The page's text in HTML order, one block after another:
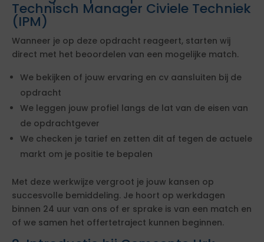
Technisch Manager Civiele Techniek
(IPM)
Wanneer je op deze opdracht reageert, starten wij
direct met het beoordelen van een mogelijke match.
We bekijken of jouw ervaring en cv aansluiten bij de
opdracht
We leggen jouw profiel langs de lat van de eisen van
de opdrachtgever
We checken je tarief en zetten dit af tegen de actuele
markt om je positie te bepalen
Met deze werkwijze vergroot je jouw kansen op
succesvolle bemiddeling. Je hoort op werkdagen
binnen 24 uur van ons of er sprake is van een match en
of we samen het offertetraject kunnen beginnen.